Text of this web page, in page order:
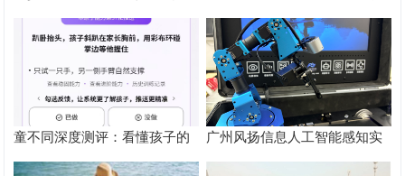
差！陕西家长读懂背后的心理
根源
务体系解析
童不同深度测评：看懂孩子的
个性化育儿系统
广州风扬信息人工智能感知实
验箱测评解析